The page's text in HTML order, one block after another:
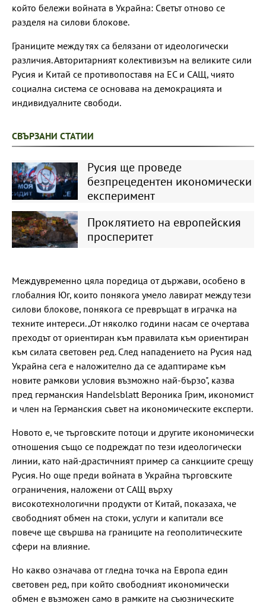
който бележи войната в Украйна: Светът отново се
разделя на силови блокове.
Границите между тях са белязани от идеологически
различия. Авторитарният колективизъм на великите сили
Русия и Китай се противопоставя на ЕС и САЩ, чиято
социална система се основава на демокрацията и
индивидуалните свободи.
СВЪРЗАНИ СТАТИИ
Русия ще проведе
безпрецедентен икономически
експеримент
Проклятието на европейския
просперитет
Междувременно цяла поредица от държави, особено в
глобалния Юг, които понякога умело лавират между тези
силови блокове, понякога се превръщат в играчка на
техните интереси. „От няколко години насам се очертава
преходът от ориентиран към правилата към ориентиран
към силата световен ред. След нападението на Русия над
Украйна сега е наложително да се адаптираме към
новите рамкови условия възможно най-бързо", казва
пред германския Handelsblatt Вероника Грим, икономист
и член на Германския съвет на икономическите експерти.
Новото е, че търговските потоци и другите икономически
отношения също се подреждат по тези идеологически
линии, като най-драстичният пример са санкциите срещу
Русия. Но още преди войната в Украйна търговските
ограничения, наложени от САЩ върху
високотехнологични продукти от Китай, показаха, че
свободният обмен на стоки, услуги и капитали все
повече ще свършва на границите на геополитическите
сфери на влияние.
Но какво означава от гледна точка на Европа един
световен ред, при който свободният икономически
обмен е възможен само в рамките на съюзническите